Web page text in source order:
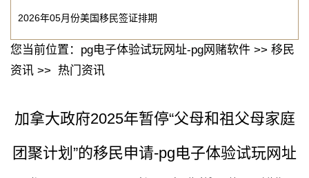
2026年05月份美国移民签证排期
您当前位置： pg电子体验试玩网址-pg网赌软件 >> 移民
资讯 >> 热门资讯
加拿大政府2025年暂停“父母和祖父母家庭
团聚计划”的移民申请-pg电子体验试玩网址